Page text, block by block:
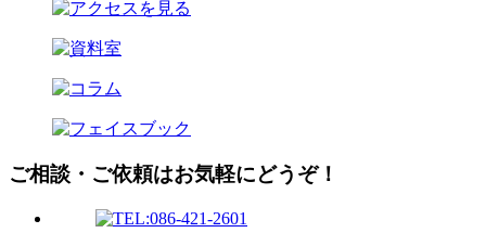
ご相談・ご依頼はお気軽にどうぞ！